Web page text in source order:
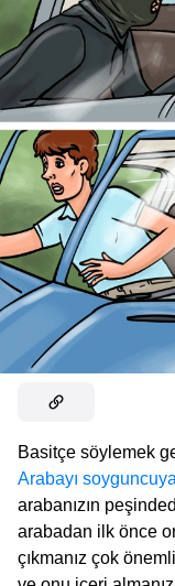
Basitçe söylemek
Arabayı
arabanızın
arabadan ilk önce
çıkmanız çok